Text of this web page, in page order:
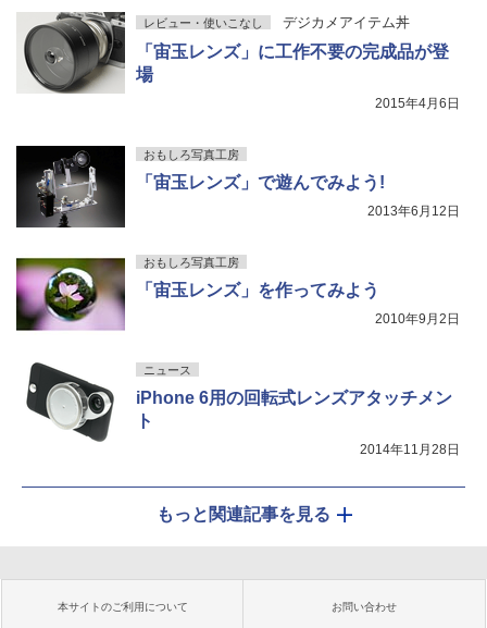
レビュー・使いこなし デジカメアイテム丼
「宙玉レンズ」に工作不要の完成品が登
場
2015年4月6日
おもしろ写真工房
「宙玉レンズ」で遊んでみよう!
2013年6月12日
おもしろ写真工房
「宙玉レンズ」を作ってみよう
2010年9月2日
ニュース
iPhone 6用の回転式レンズアタッチメン
ト
2014年11月28日
もっと関連記事を見る
本サイトのご利用について お問い合わせ